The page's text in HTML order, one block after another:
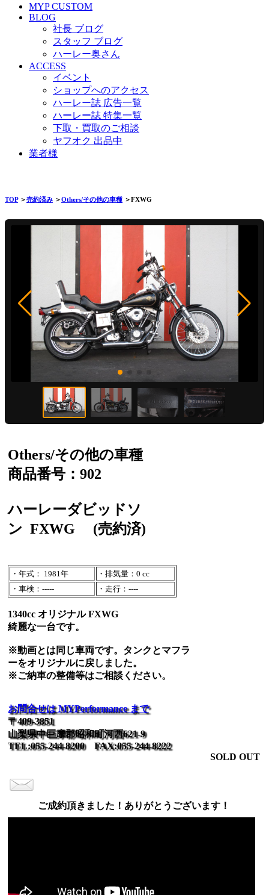
MYP CUSTOM
BLOG
社長 ブログ
スタッフ ブログ
ハーレー奥さん
ACCESS
イベント
ショップへのアクセス
ハーレー誌 広告一覧
ハーレー誌 特集一覧
下取・買取のご相談
ヤフオク 出品中
業者様
TOP＞売約済み ＞Others/その他の車種 ＞FXWG
Others/その他の車種
商品番号：902
ハーレーダビッドソ
ン FXWG (売約済)
・年式： 1981年
・排気量：0 cc
・車検：-----
・走行：----
1340cc オリジナル FXWG
綺麗な一台です。
※動画とは同じ車両です。タンクとマフラ
ーをオリジナルに戻しました。
※ご納車の整備等はご相談ください。
お問合せは MYPerformance まで
〒409-3851
山梨県中巨摩郡昭和町河西621-9
TEL:055-244-8200 FAX:055-244-8222
SOLD OUT
ご成約頂きました！ありがとうございます！